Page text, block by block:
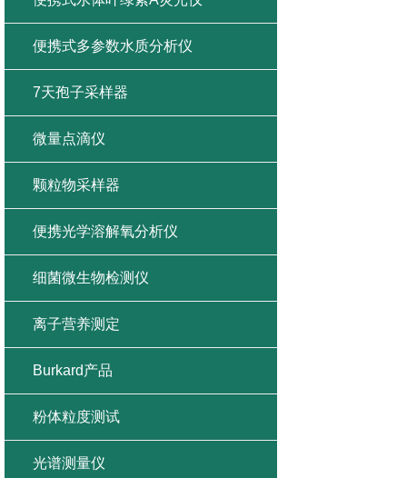
便携式多参数水质分析仪
7天孢子采样器
微量点滴仪
颗粒物采样器
便携光学溶解氧分析仪
细菌微生物检测仪
离子营养测定
Burkard产品
粉体粒度测试
光谱测量仪